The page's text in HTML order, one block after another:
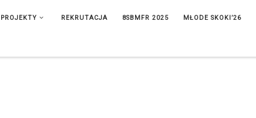
PROJEKTY REKRUTACJA 8SBMFR 2025 MŁODE SKOKI’26